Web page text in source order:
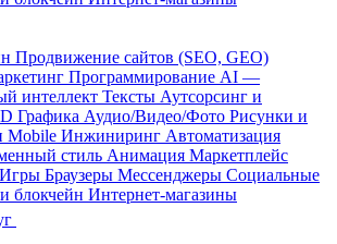
Продвижение сайтов (SEO, GEO)
Программирование AI —
интеллект Тексты Аутсорсинг и
Графика Аудио/Видео/Фото Рисунки и
Mobile Инжиниринг Автоматизация
стиль Анимация Маркетплейс
Игры Браузеры Мессенджеры Социальные
блокчейн Интернет-магазины